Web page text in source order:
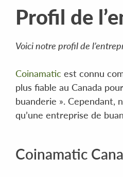
Profil de
Voici notre profil de
Coinamatic est connu
plus fiable au Canada
buanderie ». Cependant,
qu’une entreprise de
Coinamatic